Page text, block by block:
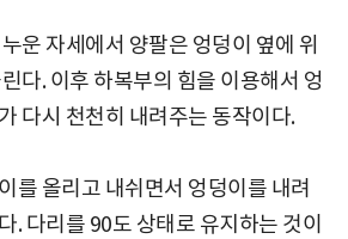
운 자세에서 양팔은 엉덩이 옆에 위
다. 이후 하복부의 힘을 이용해서 엉
다시 천천히 내려주는 동작이다.
를 올리고 내쉬면서 엉덩이를 내려
. 다리를 90도 상태로 유지하는 것이